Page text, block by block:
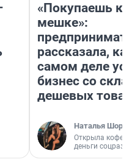
«Покупаешь
мешке»:
рассказала,
самом деле
бизнес со
дешевых
Наталья
Открыла
деньги